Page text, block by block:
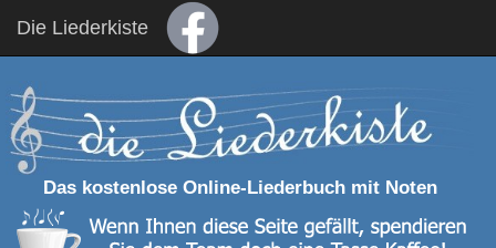
Die Liederkiste
Das kostenlose Online-Liederbuch mit Noten